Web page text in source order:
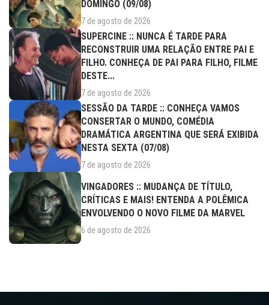
DOMINGO (09/08)
7 de agosto de 2026
SUPERCINE :: NUNCA É TARDE PARA
RECONSTRUIR UMA RELAÇÃO ENTRE PAI E
FILHO. CONHEÇA DE PAI PARA FILHO, FILME
DESTE...
7 de agosto de 2026
SESSÃO DA TARDE :: CONHEÇA VAMOS
CONSERTAR O MUNDO, COMÉDIA
DRAMÁTICA ARGENTINA QUE SERÁ EXIBIDA
NESTA SEXTA (07/08)
7 de agosto de 2026
VINGADORES :: MUDANÇA DE TÍTULO,
CRÍTICAS E MAIS! ENTENDA A POLÊMICA
ENVOLVENDO O NOVO FILME DA MARVEL
6 de agosto de 2026